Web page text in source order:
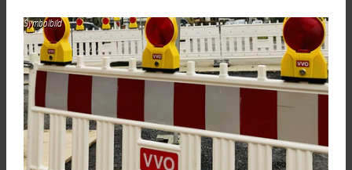
Symbolbild